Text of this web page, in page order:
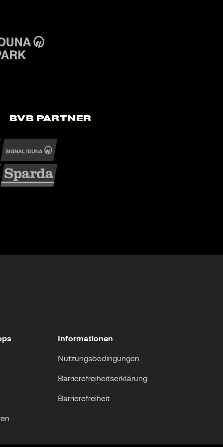
BVB Partner
Informationen
Nutzungsbedingungen
Barrierefreiheitserklärung
Barrierefreiheit